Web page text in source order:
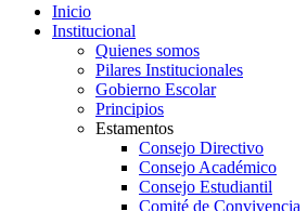
Inicio
Institucional
Quienes somos
Pilares Institucionales
Gobierno Escolar
Principios
Estamentos
Consejo Directivo
Consejo Académico
Consejo Estudiantil
Comité de Convivencia